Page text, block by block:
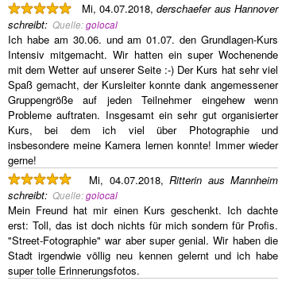
Mi, 04.07.2018,derschaefer aus Hannover
schreibt: Quelle:golocal
Ich habe am 30.06. und am 01.07. den Grundlagen-Kurs
Intensiv mitgemacht. Wir hatten ein super Wochenende
mit dem Wetter auf unserer Seite :-) Der Kurs hat sehr viel
Spaß gemacht, der Kursleiter konnte dank angemessener
Gruppengröße auf jeden Teilnehmer eingehew wenn
Probleme auftraten. Insgesamt ein sehr gut organisierter
Kurs, bei dem ich viel über Photographie und
insbesondere meine Kamera lernen konnte! Immer wieder
gerne!
Mi, 04.07.2018,Ritterin aus Mannheim
schreibt: Quelle:golocal
Mein Freund hat mir einen Kurs geschenkt. Ich dachte
erst: Toll, das ist doch nichts für mich sondern für Profis.
"Street-Fotographie" war aber super genial. Wir haben die
Stadt irgendwie völlig neu kennen gelernt und ich habe
super tolle Erinnerungsfotos.